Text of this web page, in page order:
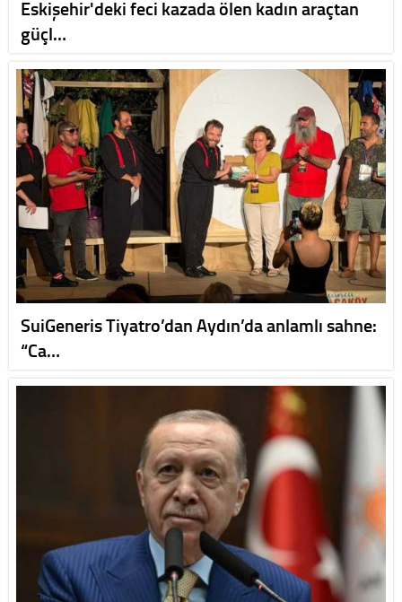
Eskişehir'deki feci kazada ölen kadın araçtan
güçl…
SuiGeneris Tiyatro’dan Aydın’da anlamlı sahne:
“Ca…